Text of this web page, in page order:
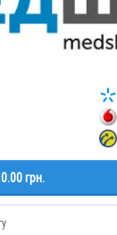
0.00 грн.